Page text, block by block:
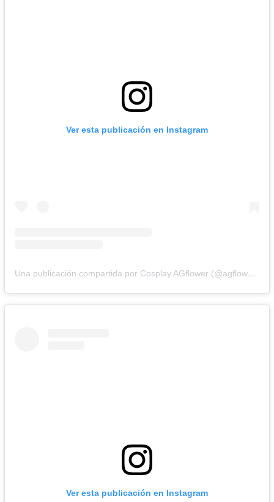
Ver esta publicación en Instagram
Una publicación compartida por Cosplay AGflower (@agflower_shu)
Ver esta publicación en Instagram